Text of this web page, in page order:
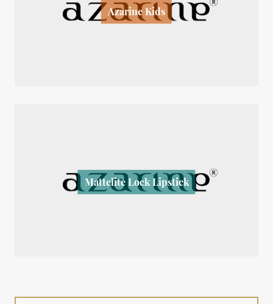
Azarine Kids
Mattelite Lock Lipstick